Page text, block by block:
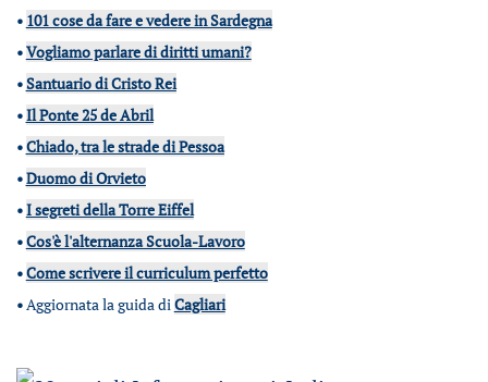
• 101 cose da fare e vedere in Sardegna
•Vogliamo parlare di diritti umani?
•Santuario di Cristo Rei
•Il Ponte 25 de Abril
•Chiado, tra le strade di Pessoa
•Duomo di Orvieto
•I segreti della Torre Eiffel
•Cos'è l'alternanza Scuola-Lavoro
•Come scrivere il curriculum perfetto
•Aggiornata la guida diCagliari